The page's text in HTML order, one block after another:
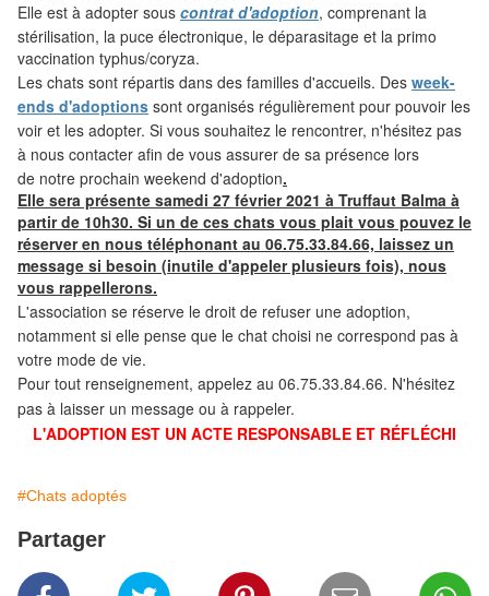
Elle est à adopter sous contrat d'adoption, comprenant la
stérilisation, la puce électronique, le déparasitage et la primo
vaccination typhus/coryza.
Les chats sont répartis dans des familles d'accueils. Des week-
ends d'adoptions sont organisés régulièrement pour pouvoir les
voir et les adopter. Si vous souhaitez le rencontrer, n'hésitez pas
à nous contacter afin de vous assurer de sa présence lors
de notre prochain weekend d'adoption.
Elle sera présente samedi 27 février 2021 à Truffaut Balma à
partir de 10h30. Si un de ces chats vous plait vous pouvez le
réserver en nous téléphonant au 06.75.33.84.66, laissez un
message si besoin (inutile d'appeler plusieurs fois), nous
vous rappellerons.
L'association se réserve le droit de refuser une adoption,
notamment si elle pense que le chat choisi ne correspond pas à
votre mode de vie.
Pour tout renseignement, appelez au 06.75.33.84.66. N'hésitez
pas à laisser un message ou à rappeler.
L'ADOPTION EST UN ACTE RESPONSABLE ET RÉFLÉCHI
#Chats adoptés
Partager